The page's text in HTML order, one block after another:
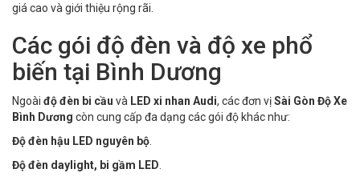
giá cao và giới thiệu rộng rãi.
Các gói độ đèn và độ xe phổ
biến tại Bình Dương
Ngoài độ đèn bi cầu và LED xi nhan Audi, các đơn vịSài Gòn Độ Xe
Bình Dương còn cung cấp đa dạng các gói độ khác như:
Độ đèn hậu LED nguyên bộ
Độ đèn daylight, bi gầm LED